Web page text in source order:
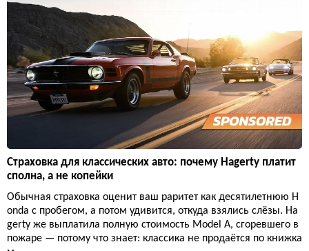
Страховка для классических авто: почему Hagerty платит
сполна, а не копейки
Обычная страховка оценит ваш раритет как десятилетнюю H
onda с пробегом, а потом удивится, откуда взялись слёзы. Ha
gerty же выплатила полную стоимость Model A, сгоревшего в
пожаре — потому что знает: классика не продаётся по книжка